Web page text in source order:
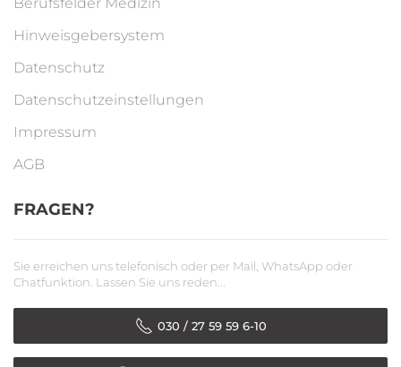
Hinweisgebersystem
Datenschutz
Datenschutzeinstellungen
Impressum
AGB
FRAGEN?
Sie erreichen uns telefonisch oder per Mail, WhatsApp oder
Chatfunktion. Lassen Sie uns reden...
030 / 27 59 59 6-10